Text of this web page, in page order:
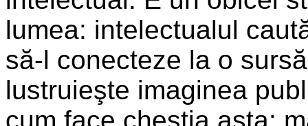
lumea: intelectualul
să-l conecteze la o
lustruieşte imaginea
cum face chestia asta;